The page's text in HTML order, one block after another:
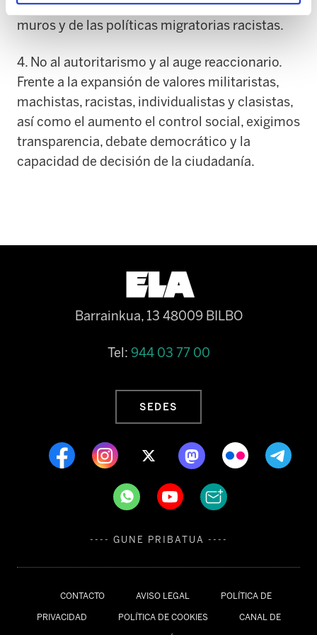
acogida digna y eliminación de todo tipo de
muros y de las políticas migratorias racistas.
4. No al autoritarismo y al auge reaccionario.
Frente a la expansión de valores militaristas,
machistas, racistas, individualistas y clasistas,
así como el aumento el control social, exigimos
transparencia, debate democrático y la
capacidad de decisión de la ciudadanía.
CONTACTO AVISO LEGAL POLÍTICA DE
PRIVACIDAD POLÍTICA DE COOKIES CANAL DE
Barrainkua, 13 48009 BILBO
Tel: 944 03 77 00
SEDES
---- GUNE PRIBATUA ----